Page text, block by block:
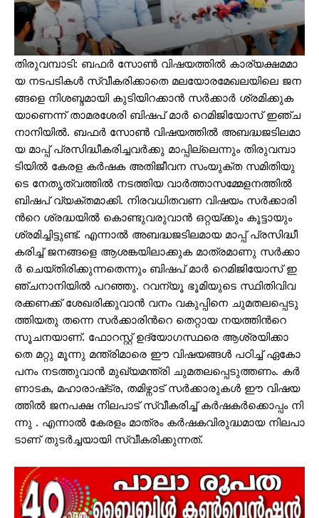
തി​​​രു​​​വ​​​മ്പാ​​​ടി: ബ​​​ഫ​​​ർ സോ​​​ൺ വി​​​ഷ​​​യ​​​ത്തി​​​ൽ കാ​​​ര്യ​​​ക്ഷ​​​മ​​​മാ​​​
യ ന​​​ട​​​പ​​​ടി​​​ക​​​ൾ സ്വീ​​​ക​​​രി​​​ക്കാ​​​തെ മ​​​ല​​​യോ​​​ര​​​മേ​​​ഖ​​​ല​​​യി​​​ലെ ജ​​​ന​​​
ങ്ങ​​​ളെ നി​​​ശ​​​ബ്ദ​​​മാ​​​യി കു​​​ടി​​​യി​​​റ​​​ക്കാ​​​ൻ സ​​​ർ​​​ക്കാ​​​ർ ശ്ര​​​മി​​​ക്കു​​​ക​​​
യാ​​​ണെ​​ന്ന് താ​​​മ​​​ര​​​ശേ​​​രി ബി​​​ഷ​​​പ് മാ​​​ർ റെ​​​മി​​​ജി​​​യോ​​​സ് ഇ​​​ഞ്ച​​​
നാ​​​നി​​​യി​​​ൽ. ബ​​​ഫ​​​ർ സോ​​​ൺ വി​​​ഷ​​​യ​​​ത്തി​​​ൽ അ​​​ബ​​​ദ്ധ​​​ജ​​​ടി​​​ല​​​മാ​​​
യ മാ​​​പ്പ് പ്ര​​​സി​​​ദ്ധീ​​​ക​​​രി​​​ച്ച​​​വ​​​ർ​​​ക്കു മാ​​​പ്പി​​​ല്ലെ​​​ന്നും തി​​​രു​​​വമ്പാ​​​
ടിയി​​​ൽ കേ​​​ര​​​ള ക​​​ർ​​​ഷ​​​ക അ​​​തി​​​ജീ​​​വ​​​ന സം​​​യു​​​ക്ത സ​​​മി​​​തി​​​യു​​​
ടെ നേ​​​തൃ​​​ത്വ​​​ത്തി​​​ൽ ന​​​ട​​​ത്തി​​​യ വാ​​​ർ​​​ത്താ​​​സ​​​മ്മേ​​​ള​​​ന​​​ത്തി​​​ൽ
ബി​​​ഷ​​​പ് വ്യ​​​ക്ത​​​മാ​​​ക്കി. നി​​​ര​​​വ​​​ധി​​ത​​​വ​​​ണ വി​​​ഷ​​​യം സ​​​ർ​​​ക്കാ​​​രി​​​
ന്‍റെ ശ്ര​​​ദ്ധ​​​യി​​​ൽ കൊ​​​ണ്ടു​​​വ​​​രു​​​വാ​​​ൻ ഒ​​​റ്റ​​​യ്ക്കും കൂ​​​ട്ടാ​​​യും
ശ്ര​​​മി​​​ച്ചി​​​ട്ടു​​​ണ്ട്. എ​​​ന്നാ​​​ൽ അ​​​ബ​​​ദ്ധ​​​ജ​​​ടി​​​ല​​​മാ​​​യ മാ​​​പ്പ് പ്ര​​​സി​​​ദ്ധീ​​​
ക​​​രി​​​ച്ച് ജ​​​ന​​​ങ്ങ​​​ളെ ആ​​​ശ​​​ങ്ക​​​യി​​ലാ​​​ക്കു​​​ക മാ​​​ത്ര​​​മാ​​​ണു സ​​​ർ​​​ക്കാ​​​
ർ ചെ​​​യ്തി​​​രി​​​ക്കു​​​ന്ന​​​തെ​​​ന്നും ബി​​​ഷ​​​പ് മാ​​​ർ റെ​​​മി​​​ജി​​​യോ​​​സ് ഇ​​​
ഞ്ച​​​നാ​​​നി​​​യി​​​ൽ പ​​​റ​​​ഞ്ഞു. റ​​​വ​​​ന്യൂ ഭൂ​​​മി​​​യു​​​ടെ സ്ഥി​​​തി​​​വി​​​വ​​​
രക്ക​​​ണ​​​ക്ക് ശേ​​​ഖ​​​രി​​​ക്കു​​​വാ​​​ൻ വ​​​നം വ​​​കു​​​പ്പി​​​നെ ചു​​​മ​​​ത​​​ല​​​പ്പെ​​​ടു​​​
ത്തി​​​യ​​​തു ത​​​ന്നെ സ​​​ർ​​​ക്കാ​​​രി​​​ന്‍റെ തെ​​​റ്റാ​​​യ ന​​​യ​​​ത്തി​​​ന്‍റെ
സൂ​​​ച​​​ന​​​യാ​​​ണ്. ഫോ​​​റ​​​സ്റ്റ് ഉ​​​ദ്യോ​​​ഗ​​​സ്ഥ​​​രെ ആ​​​ശ്ര​​​യി​​​ക്കാ​​​
തെ മ​​​റ്റു മൂ​​​ന്നു മ​​​ന്ത്രി​​​മാ​​​രെ ഈ ​​​വി​​​ഷ​​​യ​​​ങ്ങ​​​ൾ പ​​​ഠി​​​ച്ച് ഏ​​​കോ​​​
പ​​​നം ന​​​ട​​​ത്തു​​​വാ​​​ൻ മു​​​ഖ്യ​​​മ​​​ന്ത്രി ചു​​​മ​​​ത​​​ല​​​പ്പെ​​​ടു​​​ത്ത​​​ണം. ക​​​ർ​​​
ണാ​​​ട​​​ക, മ​​​ഹാ​​​രാ​​​ഷ്‌​​ട്ര, ത​​​മി​​​ഴ്നാ​​​ട് സ​​​ർ​​​ക്കാ​​​രു​​​ക​​​ൾ ഈ ​​​വി​​​ഷ​​​യ​​​
ത്തി​​​ൽ ജ​​​ന​​​പ​​​ക്ഷ നി​​​ല​​​പാ​​​ട് സ്വീ​​​ക​​​രി​​​ച്ച് ക​​​ർ​​​ഷ​​​ക​​​ർ​​​ക്കൊ​​​പ്പം നി​​​
ന്നു . എ​​​ന്നാ​​​ൽ കേ​​​ര​​​ളം മാ​​​ത്രം ക​​​ർ​​​ഷ​​​ക​​വി​​​രു​​​ദ്ധ​​​മാ​​​യ നി​​​ല​​​പാ​​​
ടാ​​​ണ് തു​​​ട​​​ർ​​​ച്ച​​​യാ​​​യി സ്വീ​​​ക​​​രി​​​ക്കു​​​ന്ന​​​ത്.